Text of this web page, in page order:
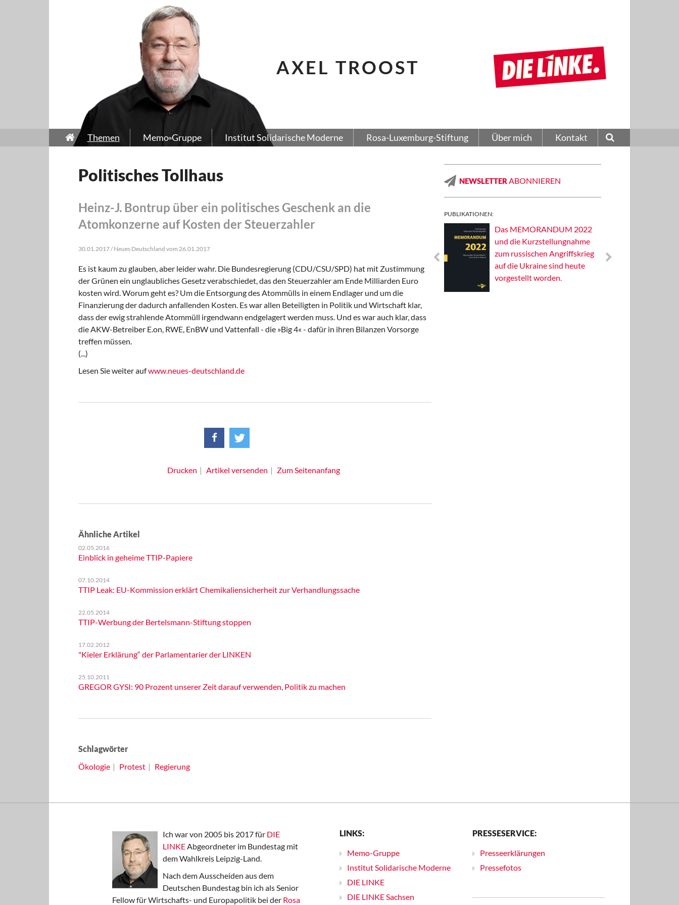
AXEL TROOST
Themen Memo-Gruppe Institut Solidarische Moderne Rosa-Luxemburg-Stiftung Über mich Kontakt
Politisches Tollhaus
Heinz-J. Bontrup über ein politisches Geschenk an die
Atomkonzerne auf Kosten der Steuerzahler
30.01.2017 / Neues Deutschland vom 26.01.2017
Es ist kaum zu glauben, aber leider wahr. Die Bundesregierung (CDU/CSU/SPD) hat mit Zustimmung
der Grünen ein unglaubliches Gesetz verabschiedet, das den Steuerzahler am Ende Milliarden Euro
kosten wird. Worum geht es? Um die Entsorgung des Atommülls in einem Endlager und um die
Finanzierung der dadurch anfallenden Kosten. Es war allen Beteiligten in Politik und Wirtschaft klar,
dass der ewig strahlende Atommüll irgendwann endgelagert werden muss. Und es war auch klar, dass
die AKW-Betreiber E.on, RWE, EnBW und Vattenfall - die »Big 4« - dafür in ihren Bilanzen Vorsorge
treffen müssen.
(...)
Lesen Sie weiter aufwww.neues-deutschland.de
Drucken Artikel versenden Zum Seitenanfang
Ähnliche Artikel
02.05.2016
Einblick in geheime TTIP-Papiere
07.10.2014
TTIP Leak: EU-Kommission erklärt Chemikaliensicherheit zur Verhandlungssache
22.05.2014
TTIP-Werbung der Bertelsmann-Stiftung stoppen
17.02.2012
"Kieler Erklärung“ der Parlamentarier der LINKEN
25.10.2011
GREGOR GYSI: 90 Prozent unserer Zeit darauf verwenden, Politik zu machen
Schlagwörter
Ökologie
Protest Regierung
NEWSLETTER ABONNIEREN
PUBLIKATIONEN:
Das MEMORANDUM 2022
und die Kurzstellungnahme
zum russischen Angriffskrieg
auf die Ukraine sind heute
vorgestellt worden.
Ich war von 2005 bis 2017 für DIE
LINKEAbgeordneter im Bundestag mit
dem Wahlkreis Leipzig-Land.
Nach dem Ausscheiden aus dem
Deutschen Bundestag bin ich als Senior
Fellow für Wirtschafts- und Europapolitik bei der Rosa
LINKS:
Memo-Gruppe
Institut Solidarische Moderne
DIE LINKE
DIE LINKE Sachsen
PRESSESERVICE:
Presseerklärungen
Pressefotos